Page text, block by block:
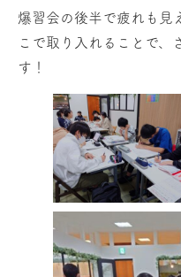
爆習会の後半で疲れも見
こで取り入れることで、
す！